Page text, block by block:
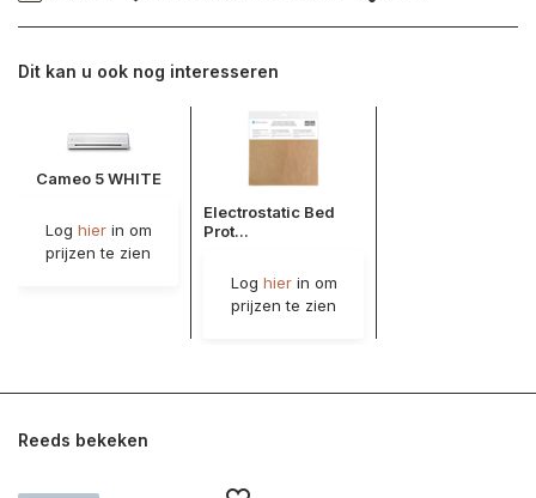
Dit kan u ook nog interesseren
Cameo 5 WHITE
Log hierin om
prijzen te zien
Electrostatic Bed
Prot...
Log hierin om
prijzen te zien
Reeds bekeken